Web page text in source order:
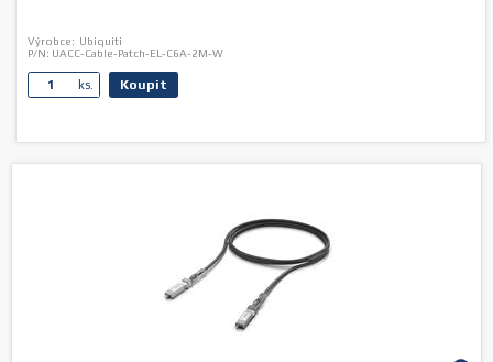
Výrobce: Ubiquiti
P/N: UACC-Cable-Patch-EL-C6A-2M-W
ks. Koupit